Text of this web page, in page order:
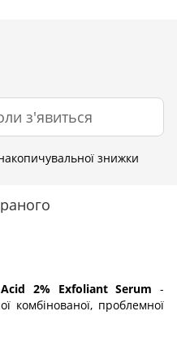
з'явиться
знижки
2% Exfoliant Serum -
комбінованої, проблемної